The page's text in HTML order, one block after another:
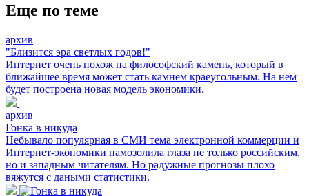
Еще по теме
архив
"Близится эра светлых годов!"
Интернет очень похож на философский камень, который в
ближайшее время может стать камнем краеугольным. На нем
будет построена новая модель экономики.
архив
Гонка в никуда
Небывало популярная в СМИ тема электронной коммерции и
Интернет-экономики намозолила глаза не только российским,
но и западным читателям. Но радужные прогнозы плохо
вяжутся с даными статистики.